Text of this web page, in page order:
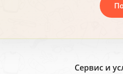
Сервис и